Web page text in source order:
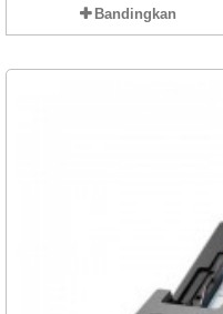
Bandingkan